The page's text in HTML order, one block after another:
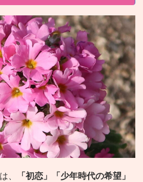
、
「初恋」「少年時代の希望」